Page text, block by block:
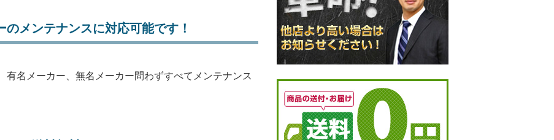
メンテナンスに対応可能です！
有名メーカー、無名メーカー問わずすべてメンテナンス